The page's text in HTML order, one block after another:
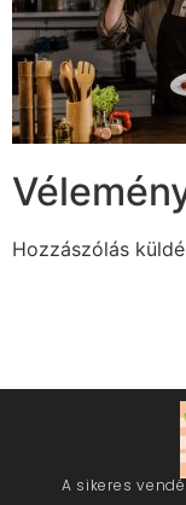
Hozzászólás
A sikeres